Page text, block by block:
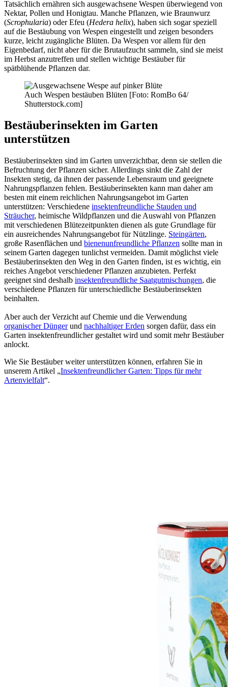
Tatsächlich ernähren sich ausgewachsene Wespen überwiegend von
Nektar, Pollen und Honigtau. Manche Pflanzen, wie Braunwurz
(Scrophularia) oder Efeu (Hedera helix), haben sich sogar speziell
auf die Bestäubung von Wespen eingestellt und zeigen besonders
kurze, leicht zugängliche Blüten. Da Wespen vor allem für den
Eigenbedarf, nicht aber für die Brutaufzucht sammeln, sind sie meist
im Herbst anzutreffen und stellen wichtige Bestäuber für
spätblühende Pflanzen dar.
Auch Wespen bestäuben Blüten [Foto: RomBo 64/
Shutterstock.com]
Bestäuberinsekten im Garten
unterstützen
Bestäuberinsekten sind im Garten unverzichtbar, denn sie stellen die
Befruchtung der Pflanzen sicher. Allerdings sinkt die Zahl der
Insekten stetig, da ihnen der passende Lebensraum und geeignete
Nahrungspflanzen fehlen. Bestäuberinsekten kann man daher am
besten mit einem reichlichen Nahrungsangebot im Garten
unterstützen: Verschiedene insektenfreundliche Stauden und
Sträucher, heimische Wildpflanzen und die Auswahl von Pflanzen
mit verschiedenen Blütezeitpunkten dienen als gute Grundlage für
ein ausreichendes Nahrungsangebot für Nützlinge. Steingärten,
große Rasenflächen und bienenunfreundliche Pflanzen sollte man in
seinem Garten dagegen tunlichst vermeiden. Damit möglichst viele
Bestäuberinsekten den Weg in den Garten finden, ist es wichtig, ein
reiches Angebot verschiedener Pflanzen anzubieten. Perfekt
geeignet sind deshalb insektenfreundliche Saatgutmischungen, die
verschiedene Pflanzen für unterschiedliche Bestäuberinsekten
beinhalten.
Aber auch der Verzicht auf Chemie und die Verwendung
organischer Düngerund nachhaltiger Erden sorgen dafür, dass ein
Garten insektenfreundlicher gestaltet wird und somit mehr Bestäuber
anlockt.
Wie Sie Bestäuber weiter unterstützen können, erfahren Sie in
unserem Artikel „Insektenfreundlicher Garten: Tipps für mehr
Artenvielfalt“.